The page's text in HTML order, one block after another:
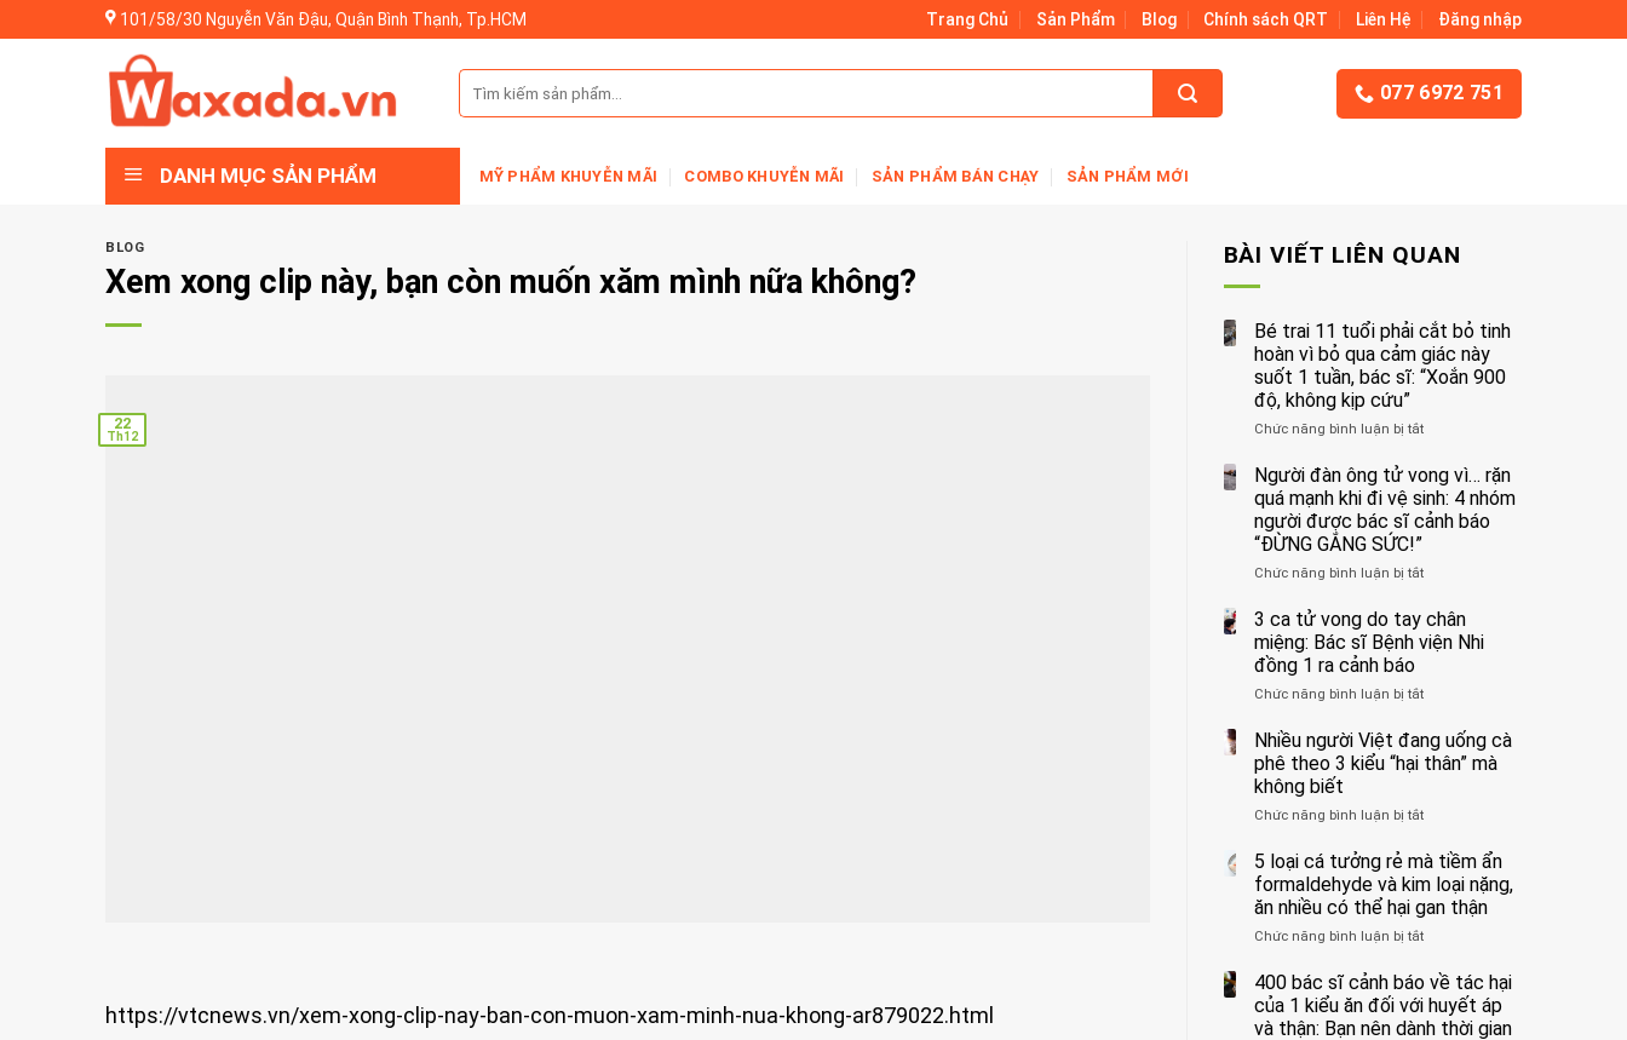
to
101/58/30 Nguyễn Văn Đậu, Quận Bình Thạnh, Tp.HCM Trang Chủ Sản Phẩm Blog Chính sách QRT Liên Hệ Đăng nhập
Tìm
kiếm:
077 6972 751
DANH MỤC SẢN PHẨM MỸ PHẨM KHUYỄN MÃI COMBO KHUYỄN MÃI SẢN PHẨM BÁN CHẠY SẢN PHẨM MỚI
BLOG
Xem xong clip này, bạn còn muốn xăm mình nữa không?
22
Th12
https://vtcnews.vn/xem-xong-clip-nay-ban-con-muon-xam-minh-nua-khong-ar879022.html
BÀI VIẾT LIÊN QUAN
Bé trai 11 tuổi phải cắt bỏ tinh
hoàn vì bỏ qua cảm giác này
suốt 1 tuần, bác sĩ: “Xoắn 900
độ, không kịp cứu”
Chức năng bình luận bị tắtở
trai
11
tuổi
phải
bỏ
hoàn
vì
bỏ
cảm
này
suốt
bác
“Xoắn
900
độ,
không
kịp
Người đàn ông tử vong vì… rặn
quá mạnh khi đi vệ sinh: 4 nhóm
người được bác sĩ cảnh báo
“ĐỪNG GẮNG SỨC!”
Chức năng bình luận bị tắtở
đàn
ông
vì…
quá
mạnh
vệ
4
nhóm
người
được
bác
cảnh
báo
“ĐỪNG
3 ca tử vong do tay chân
miệng: Bác sĩ Bệnh viện Nhi
đồng 1 ra cảnh báo
Chức năng bình luận bị tắtở
ca
tử
tay
miệng:
Bác
Bệnh
viện
đồng
1
ra
Nhiều người Việt đang uống cà
phê theo 3 kiểu “hại thân” mà
không biết
Chức năng bình luận bị tắtở
người
Việt
đang
uống
cà
theo
3
kiểu
5 loại cá tưởng rẻ mà tiềm ẩn
formaldehyde và kim loại nặng,
ăn nhiều có thể hại gan thận
Chức năng bình luận bị tắtở
loại
cá
tưởng
400 bác sĩ cảnh báo về tác hại
của 1 kiểu ăn đối với huyết áp
và thận: Bạn nên dành thời gian